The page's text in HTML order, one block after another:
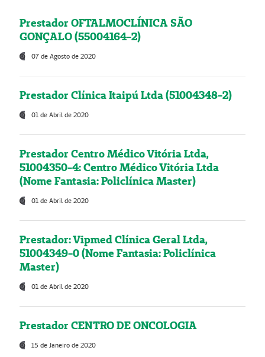
Prestador OFTALMOCLÍNICA SÃO
GONÇALO (55004164-2)
07 de Agosto de 2020
Prestador Clínica Itaipú Ltda (51004348-2)
01 de Abril de 2020
Prestador Centro Médico Vitória Ltda,
51004350-4: Centro Médico Vitória Ltda
(Nome Fantasia: Policlínica Master)
01 de Abril de 2020
Prestador: Vipmed Clínica Geral Ltda,
51004349-0 (Nome Fantasia: Policlínica
Master)
01 de Abril de 2020
Prestador CENTRO DE ONCOLOGIA
15 de Janeiro de 2020